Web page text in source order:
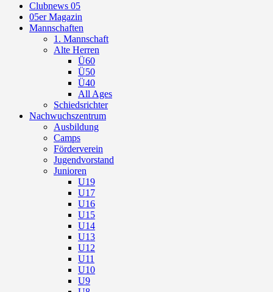
Clubnews 05
05er Magazin
Mannschaften
1. Mannschaft
Alte Herren
Ü60
Ü50
Ü40
All Ages
Schiedsrichter
Nachwuchszentrum
Ausbildung
Camps
Förderverein
Jugendvorstand
Junioren
U19
U17
U16
U15
U14
U13
U12
U11
U10
U9